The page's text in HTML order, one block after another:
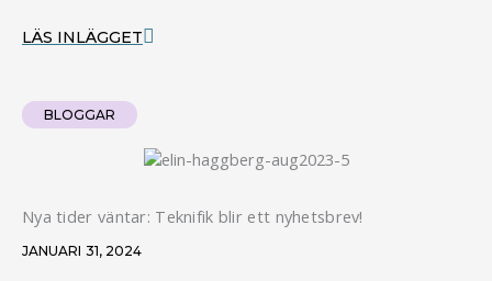
LÄS INLÄGGET
BLOGGAR
Nya tider väntar: Teknifik blir ett nyhetsbrev!
JANUARI 31, 2024